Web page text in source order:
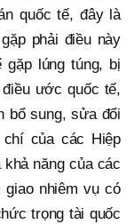
quốc tế, đây là
phải điều này
gặp lúng túng, bị
ước quốc tế,
bổ sung, sửa đổi
của các Hiệp
năng của các
nhiêm vụ có
trọng tài quốc